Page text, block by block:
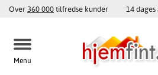
Over 360 000tilfredse kunder 14
Menu